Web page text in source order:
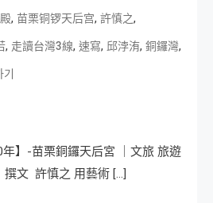
, 苗栗铜锣天后宫, 許慎之,
, 走讀台灣3線, 速寫, 邱浡洧, 銅鑼灣,
年】-苗栗銅鑼天后宮 ｜文旅 旅遊
撰文 許慎之 用藝術 […]